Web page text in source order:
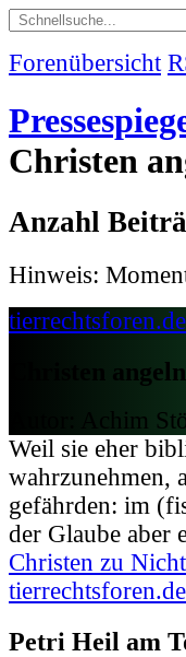
Forenübersicht
Christen
Anzahl
Hinweis:
Christen
Autor: Achim
Weil sie eher
wahrzunehmen,
gefährden: im
der Glaube aber
Christen zu
Petri Heil am